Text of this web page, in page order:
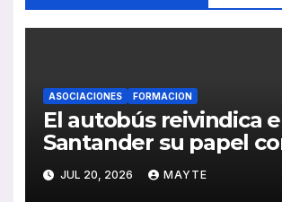
ASOCIACIONES FORMACION
El autobús reivindica
Santander su papel
de la movilidad
cohesión territorial
JUL 20, 2026 MAYTE